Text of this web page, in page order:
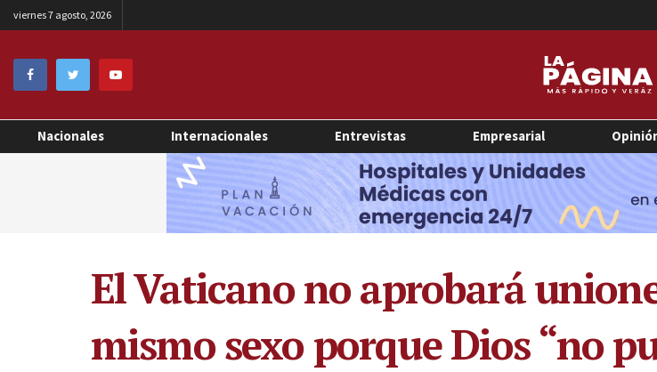
viernes 7 agosto, 2026
Nacionales Internacionales Entrevistas Empresarial
El Vaticano no aprobará
mismo sexo porque Dios “no